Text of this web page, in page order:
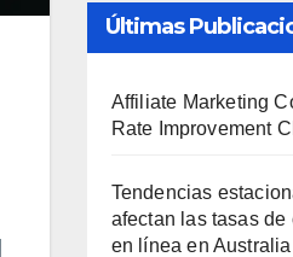
Últimas
Affiliate Marketing
Rate Improvement
Tendencias
afectan las tasas de
en línea en Australia